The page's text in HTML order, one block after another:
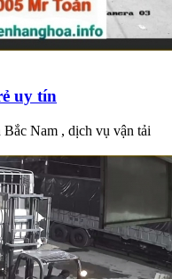
uy tín
Nam , dịch vụ vận tải